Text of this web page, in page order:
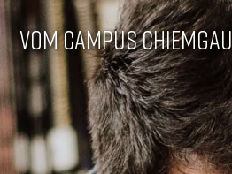
VOM CAMPUS CHIEMGAU